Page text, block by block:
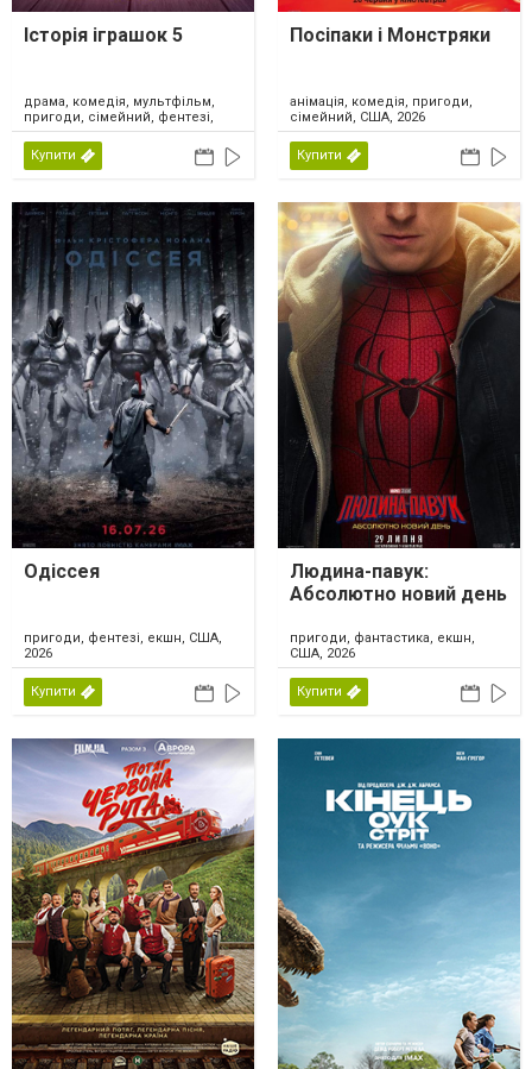
Історія іграшок 5
драма, комедія, мультфільм,
пригоди, сімейний, фентезі,
США, 2026
Купити
Посіпаки і Монстряки
анімація, комедія, пригоди,
сімейний, США, 2026
Купити
Одіссея
пригоди, фентезі, екшн, США,
2026
Купити
Людина-павук:
Абсолютно новий день
пригоди, фантастика, екшн,
США, 2026
Купити